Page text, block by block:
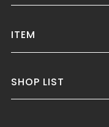
ITEM
SHOP LIST